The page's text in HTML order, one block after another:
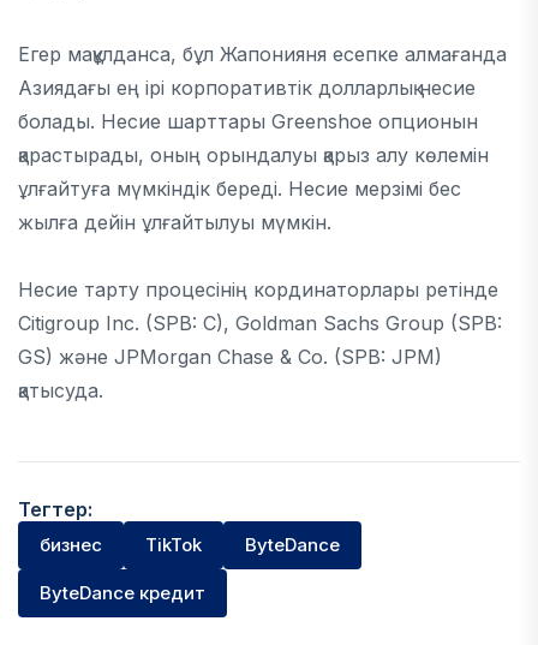
Егер мақұлданса, бұл Жапонияня есепке алмағанда
Азиядағы ең ірі корпоративтік долларлық несие
болады. Несие шарттары Greenshoe опционын
қарастырады, оның орындалуы қарыз алу көлемін
ұлғайтуға мүмкіндік береді. Несие мерзімі бес
жылға дейін ұлғайтылуы мүмкін.
Несие тарту процесінің кординаторлары ретінде
Citigroup Inc. (SPB: C), Goldman Sachs Group (SPB:
GS) және JPMorgan Chase & Co. (SPB: JPM)
қатысуда.
Тегтер:
бизнес TikTok ByteDance
ByteDance кредит